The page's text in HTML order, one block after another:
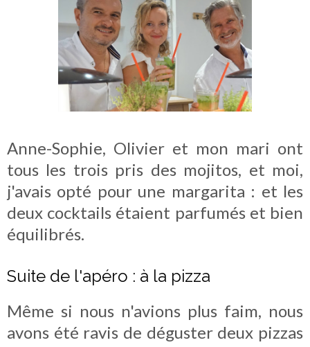
Anne-Sophie, Olivier et mon mari ont
tous les trois pris des mojitos, et moi,
j'avais opté pour une margarita : et les
deux cocktails étaient parfumés et bien
équilibrés.
Suite de l'apéro : à la pizza
Même si nous n'avions plus faim, nous
avons été ravis de déguster deux pizzas